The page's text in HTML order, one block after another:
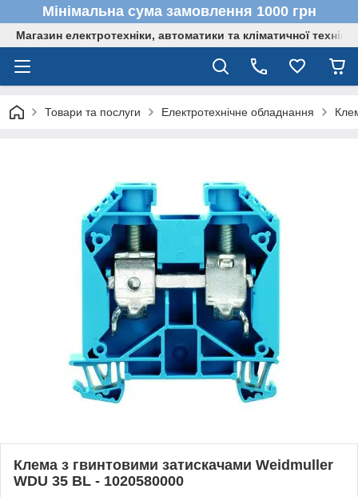
Мінімальна сума замовлення 1000 грн
Магазин електротехніки, автоматики та кліматичної техніки
Товари та послуги Електротехнічне обладнання
Клема з гвинтовими затискачами Weidmuller
WDU 35 BL - 1020580000